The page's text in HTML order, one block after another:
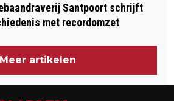
Santpoort schrijft
met recordomzet
Meer artikelen